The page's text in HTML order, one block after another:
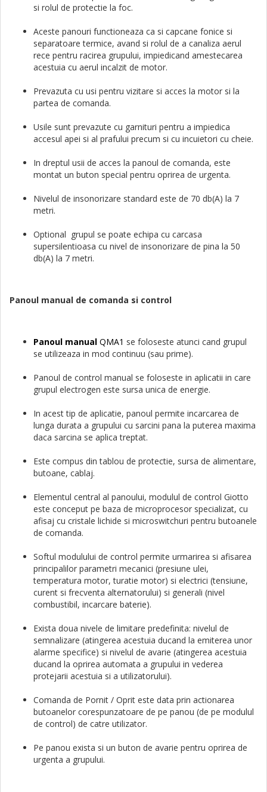
si rolul de protectie la foc.
Aceste panouri functioneaza ca si capcane fonice si
separatoare termice, avand si rolul de a canaliza aerul
rece pentru racirea grupului, impiedicand amestecarea
acestuia cu aerul incalzit de motor.
Prevazuta cu usi pentru vizitare si acces la motor si la
partea de comanda.
Usile sunt prevazute cu garnituri pentru a impiedica
accesul apei si al prafului precum si cu incuietori cu cheie.
In dreptul usii de acces la panoul de comanda, este
montat un buton special pentru oprirea de urgenta.
Nivelul de insonorizare standard este de 70 db(A) la 7
metri.
Optional grupul se poate echipa cu carcasa
supersilentioasa cu nivel de insonorizare de pina la 50
db(A) la 7 metri.
Panoul manual de comanda si control
Panoul manual QMA1 se foloseste atunci cand grupul
se utilizeaza in mod continuu (sau prime).
Panoul de control manual se foloseste in aplicatii in care
grupul electrogen este sursa unica de energie.
In acest tip de aplicatie, panoul permite incarcarea de
lunga durata a grupului cu sarcini pana la puterea maxima
daca sarcina se aplica treptat.
Este compus din tablou de protectie, sursa de alimentare,
butoane, cablaj.
Elementul central al panoului, modulul de control Giotto
este conceput pe baza de microprocesor specializat, cu
afisaj cu cristale lichide si microswitchuri pentru butoanele
de comanda.
Softul modulului de control permite urmarirea si afisarea
principalilor parametri mecanici (presiune ulei,
temperatura motor, turatie motor) si electrici (tensiune,
curent si frecventa alternatorului) si generali (nivel
combustibil, incarcare baterie).
Exista doua nivele de limitare predefinita: nivelul de
semnalizare (atingerea acestuia ducand la emiterea unor
alarme specifice) si nivelul de avarie (atingerea acestuia
ducand la oprirea automata a grupului in vederea
protejarii acestuia si a utilizatorului).
Comanda de Pornit / Oprit este data prin actionarea
butoanelor corespunzatoare de pe panou (de pe modulul
de control) de catre utilizator.
Pe panou exista si un buton de avarie pentru oprirea de
urgenta a grupului.